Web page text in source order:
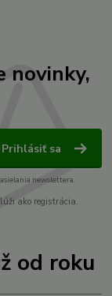
novinky,
Prihlásiť sa
newslettera.
ako registrácia.
od roku